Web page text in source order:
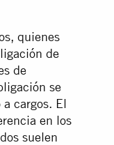
quienes
de
de
se
cargos. El
en los
suelen